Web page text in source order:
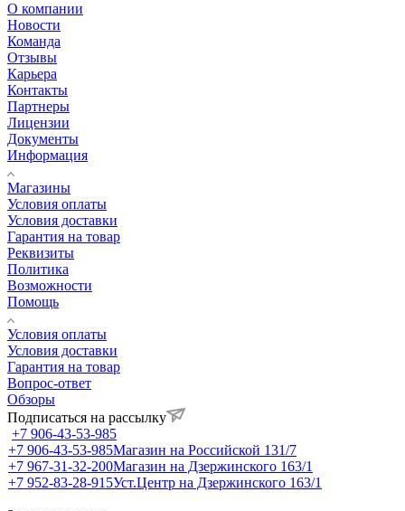
О компании
Новости
Команда
Отзывы
Карьера
Контакты
Партнеры
Лицензии
Документы
Информация
Магазины
Условия оплаты
Условия доставки
Гарантия на товар
Реквизиты
Политика
Возможности
Помощь
Условия оплаты
Условия доставки
Гарантия на товар
Вопрос-ответ
Обзоры
Подписаться на рассылку
+7 906-43-53-985
+7 906-43-53-985Магазин на Российской 131/7
+7 967-31-32-200Магазин на Дзержинского 163/1
+7 952-83-28-915Уст.Центр на Дзержинского 163/1